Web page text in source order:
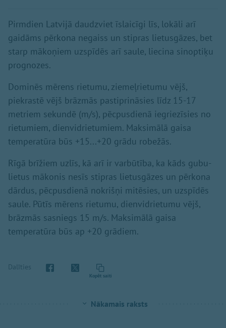
Pirmdien Latvijā daudzviet īslaicīgi līs, lokāli arī
gaidāms pērkona negaiss un stipras lietusgāzes, bet
starp mākoņiem uzspīdēs arī saule, liecina sinoptiķu
prognozes.
Dominēs mērens rietumu, ziemeļrietumu vējš,
piekrastē vējš brāzmās pastiprināsies līdz 15-17
metriem sekundē (m/s), pēcpusdienā iegriezīsies no
rietumiem, dienvidrietumiem. Maksimālā gaisa
temperatūra būs +15...+20 grādu robežās.
Rīgā brīžiem uzlīs, kā arī ir varbūtība, ka kāds gubu-
lietus mākonis nesīs stipras lietusgāzes un pērkona
dārdus, pēcpusdienā nokrišņi mitēsies, un uzspīdēs
saule. Pūtīs mērens rietumu, dienvidrietumu vējš,
brāzmās sasniegs 15 m/s. Maksimālā gaisa
temperatūra būs ap +20 grādiem.
Dalīties
Kopēt saiti
Nākamais raksts